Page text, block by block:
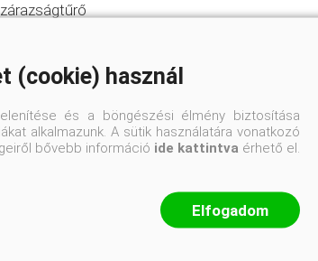
Napos helyre
(cookie) használ
és a böngészési élmény biztosítása
alkalmazunk. A sütik használatára vonatkozó
bővebb információ ide kattintva érhető el.
Elfogadom